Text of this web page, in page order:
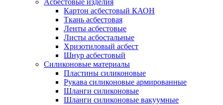
Асбестовые изделия
Картон асбестовый КАОН
Ткань асбестовая
Ленты асбестовые
Листы асбостальные
Хризотиловый асбеcт
Шнур асбестовый
Силиконовые материалы
Пластины силиконовые
Рукава силиконовые армированные
Шланги силиконовые
Шланги силиконовые вакуумные